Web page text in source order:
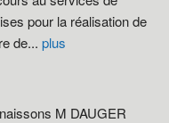
pour la réalisation de
de... plus
M DAUGER